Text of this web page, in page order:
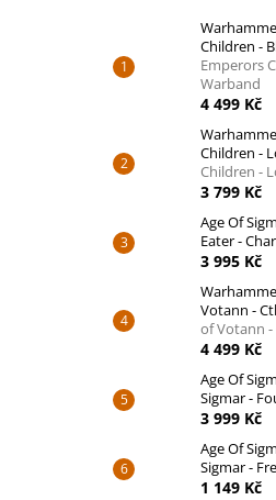
Children -
Emperors
Warband
4 499 Kč
Children -
Children -
3 799 Kč
Age Of
Eater -
3 995 Kč
Votann -
of Votann
4 499 Kč
Age Of
Sigmar -
3 999 Kč
Age Of
Sigmar -
1 149 Kč